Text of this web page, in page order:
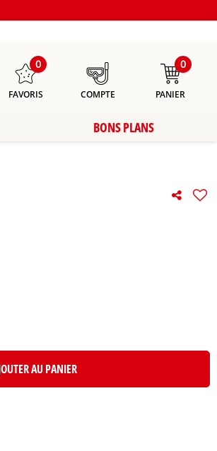
0
FAVORIS COMPTE
0
PANIER
BONS PLANS
AU PANIER